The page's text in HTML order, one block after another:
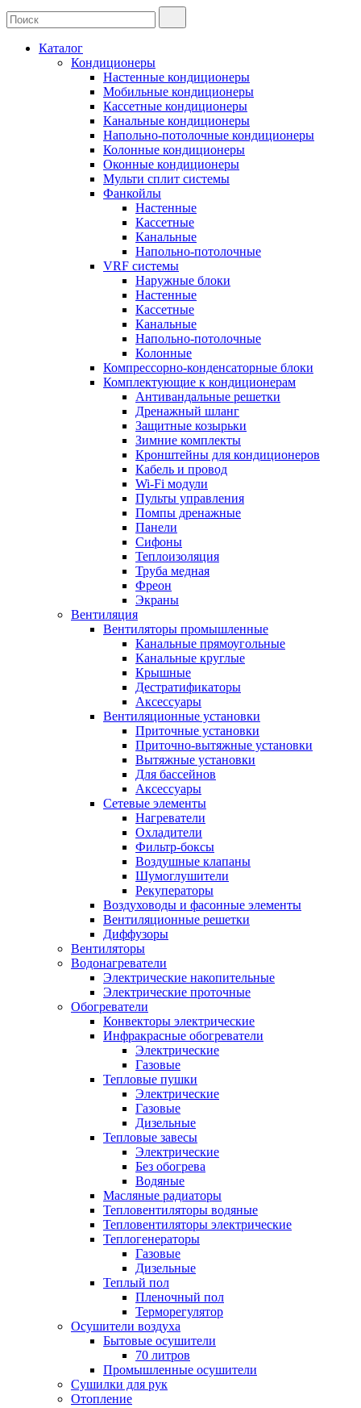
Каталог
Кондиционеры
Настенные кондиционеры
Мобильные кондиционеры
Кассетные кондиционеры
Канальные кондиционеры
Напольно-потолочные кондиционеры
Колонные кондиционеры
Оконные кондиционеры
Мульти сплит системы
Фанкойлы
Настенные
Кассетные
Канальные
Напольно-потолочные
VRF системы
Наружные блоки
Настенные
Кассетные
Канальные
Напольно-потолочные
Колонные
Компрессорно-конденсаторные блоки
Комплектующие к кондиционерам
Антивандальные решетки
Дренажный шланг
Защитные козырьки
Зимние комплекты
Кронштейны для кондиционеров
Кабель и провод
Wi-Fi модули
Пульты управления
Помпы дренажные
Панели
Сифоны
Теплоизоляция
Труба медная
Фреон
Экраны
Вентиляция
Вентиляторы промышленные
Канальные прямоугольные
Канальные круглые
Крышные
Дестратификаторы
Аксессуары
Вентиляционные установки
Приточные установки
Приточно-вытяжные установки
Вытяжные установки
Для бассейнов
Аксессуары
Сетевые элементы
Нагреватели
Охладители
Фильтр-боксы
Воздушные клапаны
Шумоглушители
Рекуператоры
Воздуховоды и фасонные элементы
Вентиляционные решетки
Диффузоры
Вентиляторы
Водонагреватели
Электрические накопительные
Электрические проточные
Обогреватели
Конвекторы электрические
Инфракрасные обогреватели
Электрические
Газовые
Тепловые пушки
Электрические
Газовые
Дизельные
Тепловые завесы
Электрические
Без обогрева
Водяные
Масляные радиаторы
Тепловентиляторы водяные
Тепловентиляторы электрические
Теплогенераторы
Газовые
Дизельные
Теплый пол
Пленочный пол
Терморегулятор
Осушители воздуха
Бытовые осушители
70 литров
Промышленные осушители
Сушилки для рук
Отопление